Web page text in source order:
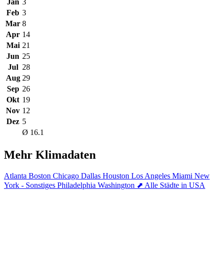
Feb 3
Mar 8
Apr 14
Mai 21
Jun 25
Jul 28
Aug 29
Sep 26
Okt 19
Nov 12
Dez 5
Ø 16.1
Mehr Klimadaten
Atlanta Boston Chicago Dallas Houston Los Angeles Miami New
York - Sonstiges Philadelphia Washington ⬈ Alle Städte in USA